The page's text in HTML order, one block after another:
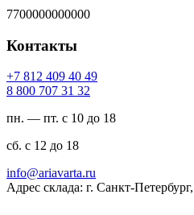
7700000000000
Контакты
94 04 904 218 7+
23 13 707 008 8
пн. — пт. с 10 до 18
сб. с 12 до 18
ur.atravaira@ofni
Адрес склада: г. Санкт-